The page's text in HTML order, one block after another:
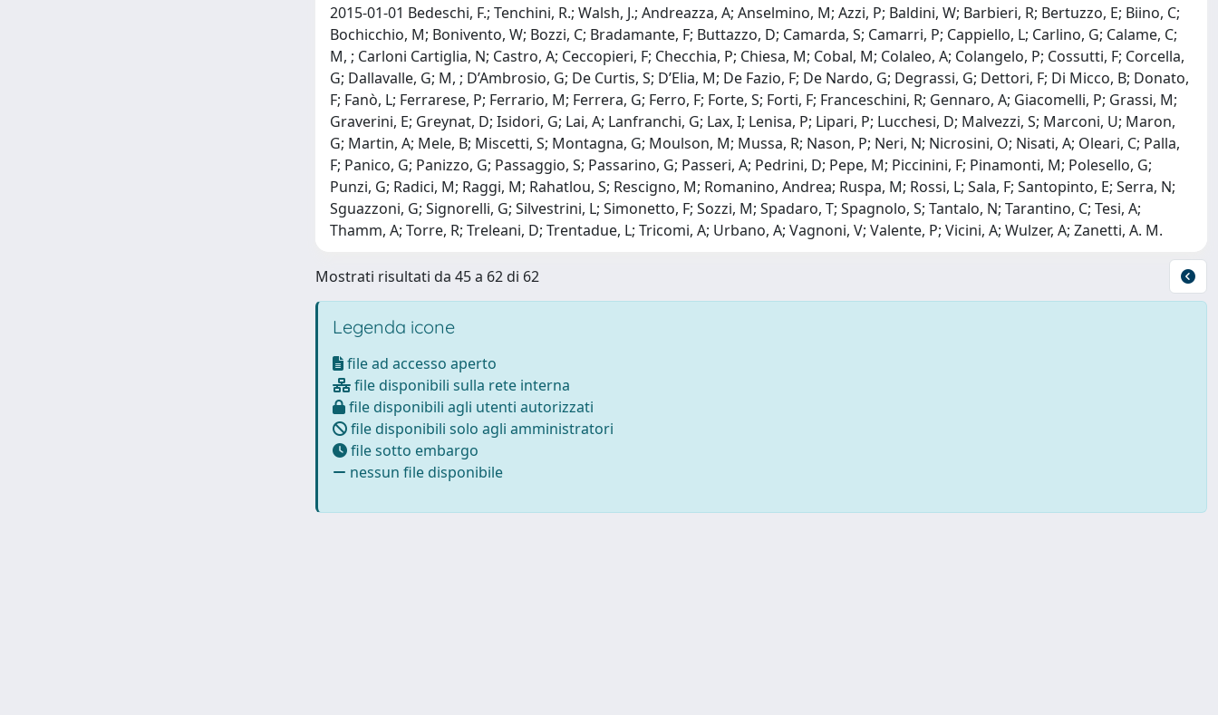
2015-01-01 Bedeschi, F.; Tenchini, R.; Walsh, J.; Andreazza, A; Anselmino, M; Azzi, P; Baldini, W; Barbieri, R; Bertuzzo, E; Biino, C;
Bochicchio, M; Bonivento, W; Bozzi, C; Bradamante, F; Buttazzo, D; Camarda, S; Camarri, P; Cappiello, L; Carlino, G; Calame, C;
M, ; Carloni Cartiglia, N; Castro, A; Ceccopieri, F; Checchia, P; Chiesa, M; Cobal, M; Colaleo, A; Colangelo, P; Cossutti, F; Corcella,
G; Dallavalle, G; M, ; D’Ambrosio, G; De Curtis, S; D’Elia, M; De Fazio, F; De Nardo, G; Degrassi, G; Dettori, F; Di Micco, B; Donato,
F; Fanò, L; Ferrarese, P; Ferrario, M; Ferrera, G; Ferro, F; Forte, S; Forti, F; Franceschini, R; Gennaro, A; Giacomelli, P; Grassi, M;
Graverini, E; Greynat, D; Isidori, G; Lai, A; Lanfranchi, G; Lax, I; Lenisa, P; Lipari, P; Lucchesi, D; Malvezzi, S; Marconi, U; Maron,
G; Martin, A; Mele, B; Miscetti, S; Montagna, G; Moulson, M; Mussa, R; Nason, P; Neri, N; Nicrosini, O; Nisati, A; Oleari, C; Palla,
F; Panico, G; Panizzo, G; Passaggio, S; Passarino, G; Passeri, A; Pedrini, D; Pepe, M; Piccinini, F; Pinamonti, M; Polesello, G;
Punzi, G; Radici, M; Raggi, M; Rahatlou, S; Rescigno, M; Romanino, Andrea; Ruspa, M; Rossi, L; Sala, F; Santopinto, E; Serra, N;
Sguazzoni, G; Signorelli, G; Silvestrini, L; Simonetto, F; Sozzi, M; Spadaro, T; Spagnolo, S; Tantalo, N; Tarantino, C; Tesi, A;
Thamm, A; Torre, R; Treleani, D; Trentadue, L; Tricomi, A; Urbano, A; Vagnoni, V; Valente, P; Vicini, A; Wulzer, A; Zanetti, A. M.
Mostrati risultati da 45 a 62 di 62
Legenda icone
file ad accesso aperto
file disponibili sulla rete interna
file disponibili agli utenti autorizzati
file disponibili solo agli amministratori
file sotto embargo
nessun file disponibile